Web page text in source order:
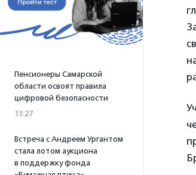
Пенсионеры Самарской
области освоят правила
цифровой безопасности
13:27
Встреча с Андреем Ургантом
стала лотом аукциона
в поддержку фонда